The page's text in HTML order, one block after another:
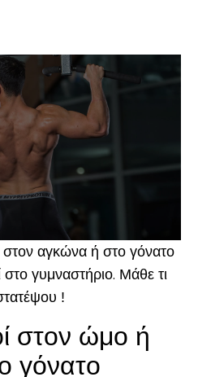
αγκώνα ή στο γόνατο
στο γυμναστήριο. Μάθε τι
!
στον ώμο ή
γόνατο